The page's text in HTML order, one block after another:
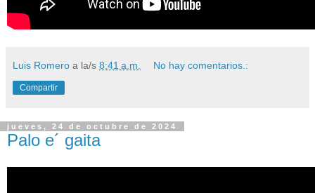
Luis Romero a la/s 8:41 a.m. No hay comentarios.:
Compartir
jueves, 24 de octubre de 2024
Palo e´ gaita